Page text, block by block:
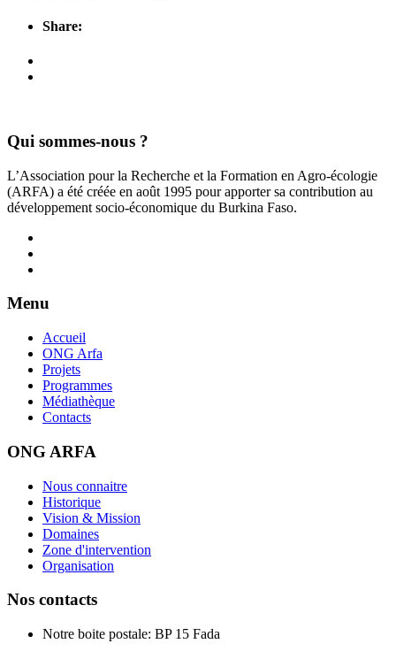
Share:
Qui sommes-nous ?
L’Association pour la Recherche et la Formation en Agro-écologie
(ARFA) a été créée en août 1995 pour apporter sa contribution au
développement socio-économique du Burkina Faso.
Menu
Accueil
ONG Arfa
Projets
Programmes
Médiathèque
Contacts
ONG ARFA
Nous connaitre
Historique
Vision & Mission
Domaines
Zone d'intervention
Organisation
Nos contacts
Notre boite postale: BP 15 Fada